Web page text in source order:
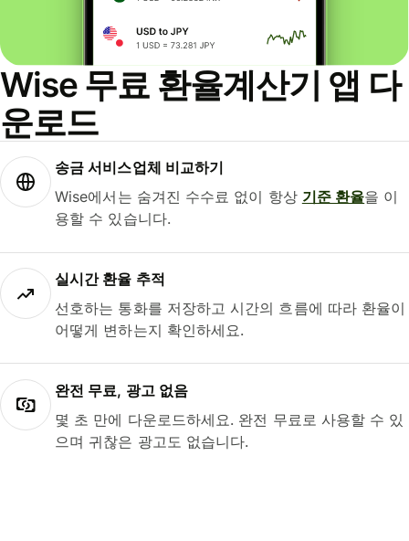
Wise 무료 환율계산기 앱 다
운로드
송금 서비스업체 비교하기
Wise에서는 숨겨진 수수료 없이 항상 기준 환율을 이
용할 수 있습니다.
실시간 환율 추적
선호하는 통화를 저장하고 시간의 흐름에 따라 환율이
어떻게 변하는지 확인하세요.
완전 무료, 광고 없음
몇 초 만에 다운로드하세요. 완전 무료로 사용할 수 있
으며 귀찮은 광고도 없습니다.